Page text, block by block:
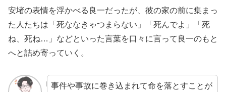
安堵の表情を浮かべる良一だったが、彼の家の前に集まっ
た人たちは「死ななきゃつまらない」「死んでよ」「死
ね、死ね…」などといった言葉を口々に言って良一のもと
へと詰め寄っていく。
事件や事故に巻き込まれて命を落とすことが